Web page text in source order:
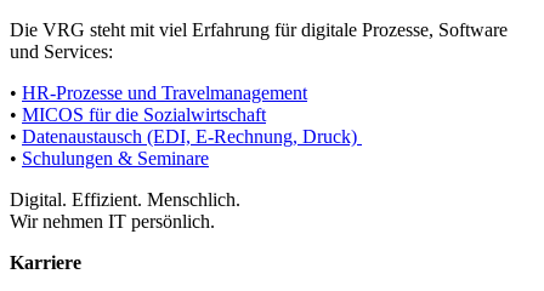
Die VRG steht mit viel Erfahrung für digitale Prozesse, Software
und Services:
• HR-Prozesse und Travelmanagement
• MICOS für die Sozialwirtschaft
• Datenaustausch (EDI, E-Rechnung, Druck)
• Schulungen & Seminare
Digital. Effizient. Menschlich.
Wir nehmen IT persönlich.
Karriere